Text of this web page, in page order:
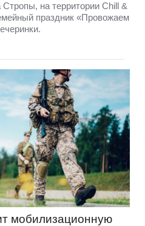
Стропы, на территории Chill &
праздник «Провожаем
мобилизационную